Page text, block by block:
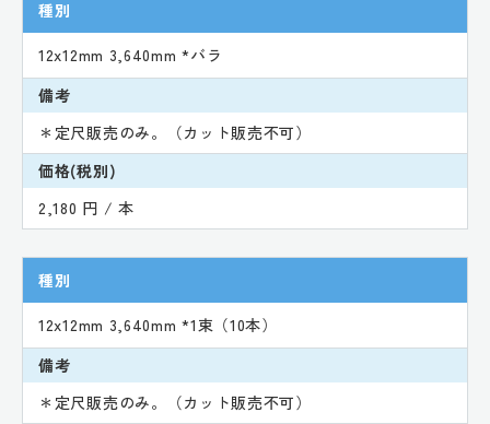
種別
12x12mm 3,640mm *バラ
備考
＊定尺販売のみ。（カット販売不可）
価格(税別)
2,180 円 / 本
種別
12x12mm 3,640mm *1束（10本）
備考
＊定尺販売のみ。（カット販売不可）